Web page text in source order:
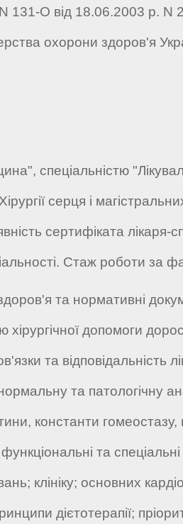
131-О від 18.06.2003 р. N
охорони здоров'я
спеціальністю
серця і
сертифіката лікаря-
Стаж роботи за
та нормативні
хірургічної допомоги
та відповідальність
та патологічну
константи гомеостазу,
та
клініку; основних
дієтотерапії;